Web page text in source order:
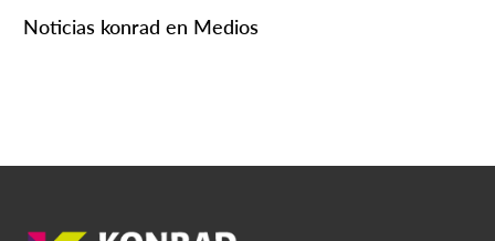
Noticias konrad en Medios